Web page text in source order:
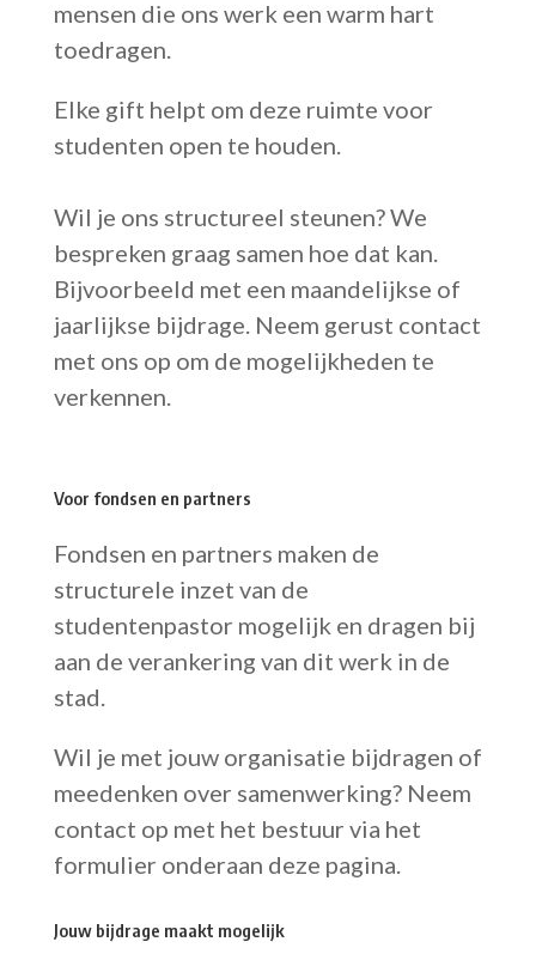
mensen die ons werk een warm hart
toedragen.
Elke gift helpt om deze ruimte voor
studenten open te houden.
Wil je ons structureel steunen? We
bespreken graag samen hoe dat kan.
Bijvoorbeeld met een maandelijkse of
jaarlijkse bijdrage. Neem gerust contact
met ons op om de mogelijkheden te
verkennen.
Voor fondsen en partners
Fondsen en partners maken de
structurele inzet van de
studentenpastor mogelijk en dragen bij
aan de verankering van dit werk in de
stad.
Wil je met jouw organisatie bijdragen of
meedenken over samenwerking? Neem
contact op met het bestuur via het
formulier onderaan deze pagina.
Jouw bijdrage maakt mogelijk